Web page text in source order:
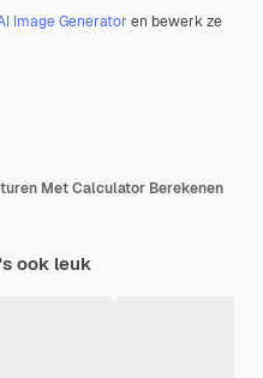
Image Generator en bewerk ze
Met Calculator Berekenen
ook leuk